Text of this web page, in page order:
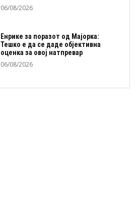
06/08/2026
Енрике за поразот од Мајорка:
Тешко е да се даде објективна
оценка за овој натпревар
06/08/2026